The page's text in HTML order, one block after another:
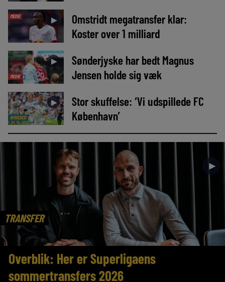
MEDIE ►
Omstridt megatransfer klar:
Koster over 1 milliard
MEDIE
►
Sønderjyske har bedt Magnus
Jensen holde sig væk
NYHEDER
►
Stor skuffelse: ‘Vi udspillede FC
København’
TRANSFER
►
Overblik: Her er Superligaens
sommertransfers 2026